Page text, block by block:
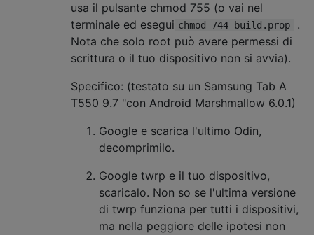
usa il pulsante chmod 755 (o vai nel
terminale ed esegui chmod 744 build.prop
.
Nota che solo root può avere permessi di
scrittura o il tuo dispositivo non si avvia).
Specifico: (testato su un Samsung Tab A
T550 9.7 "con Android Marshmallow 6.0.1)
Google e scarica l'ultimo Odin,
decomprimilo.
Google twrp e il tuo dispositivo,
scaricalo. Non so se l'ultima versione
di twrp funziona per tutti i dispositivi,
ma nella peggiore delle ipotesi non